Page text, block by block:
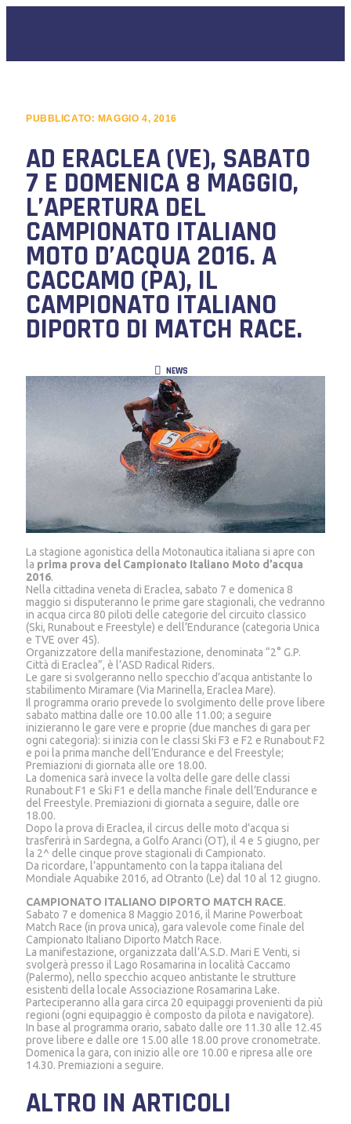
PUBBLICATO: MAGGIO 4, 2016
AD ERACLEA (VE), SABATO
7 E DOMENICA 8 MAGGIO,
L’APERTURA DEL
CAMPIONATO ITALIANO
MOTO D’ACQUA 2016. A
CACCAMO (PA), IL
CAMPIONATO ITALIANO
DIPORTO DI MATCH RACE.
NEWS
La stagione agonistica della Motonautica italiana si apre con
la prima prova del Campionato Italiano Moto d’acqua
2016.
Nella cittadina veneta di Eraclea, sabato 7 e domenica 8
maggio si disputeranno le prime gare stagionali, che vedranno
in acqua circa 80 piloti delle categorie del circuito classico
(Ski, Runabout e Freestyle) e dell’Endurance (categoria Unica
e TVE over 45).
Organizzatore della manifestazione, denominata “2° G.P.
Città di Eraclea”, è l’ASD Radical Riders.
Le gare si svolgeranno nello specchio d’acqua antistante lo
stabilimento Miramare (Via Marinella, Eraclea Mare).
Il programma orario prevede lo svolgimento delle prove libere
sabato mattina dalle ore 10.00 alle 11.00; a seguire
inizieranno le gare vere e proprie (due manches di gara per
ogni categoria): si inizia con le classi Ski F3 e F2 e Runabout F2
e poi la prima manche dell’Endurance e del Freestyle;
Premiazioni di giornata alle ore 18.00.
La domenica sarà invece la volta delle gare delle classi
Runabout F1 e Ski F1 e della manche finale dell’Endurance e
del Freestyle. Premiazioni di giornata a seguire, dalle ore
18.00.
Dopo la prova di Eraclea, il circus delle moto d’acqua si
trasferirà in Sardegna, a Golfo Aranci (OT), il 4 e 5 giugno, per
la 2^ delle cinque prove stagionali di Campionato.
Da ricordare, l’appuntamento con la tappa italiana del
Mondiale Aquabike 2016, ad Otranto (Le) dal 10 al 12 giugno.
CAMPIONATO ITALIANO DIPORTO MATCH RACE.
Sabato 7 e domenica 8 Maggio 2016, il Marine Powerboat
Match Race (in prova unica), gara valevole come finale del
Campionato Italiano Diporto Match Race.
La manifestazione, organizzata dall’A.S.D. Mari E Venti, si
svolgerà presso il Lago Rosamarina in località Caccamo
(Palermo), nello specchio acqueo antistante le strutture
esistenti della locale Associazione Rosamarina Lake.
Parteciperanno alla gara circa 20 equipaggi provenienti da più
regioni (ogni equipaggio è composto da pilota e navigatore).
In base al programma orario, sabato dalle ore 11.30 alle 12.45
prove libere e dalle ore 15.00 alle 18.00 prove cronometrate.
Domenica la gara, con inizio alle ore 10.00 e ripresa alle ore
14.30. Premiazioni a seguire.
ALTRO IN ARTICOLI